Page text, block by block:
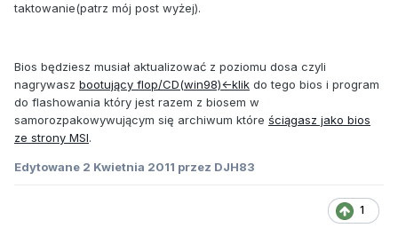
taktowanie(patrz mój post wyżej).
Bios będziesz musiał aktualizować z poziomu dosa czyli
nagrywasz bootujący flop/CD(win98)<-klik do tego bios i program
do flashowania który jest razem z biosem w
samorozpakowywującym się archiwum które ściągasz jako bios
ze strony MSI.
Edytowane 2 Kwietnia 2011 przez DJH83
1